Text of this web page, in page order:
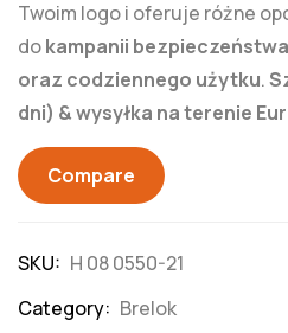
Twoim logo i oferuje różne
dokampanii
oraz codziennego użytku.
dni) & wysyłka na terenie
Compare
SKU: H 08 0550-21
Category: Brelok